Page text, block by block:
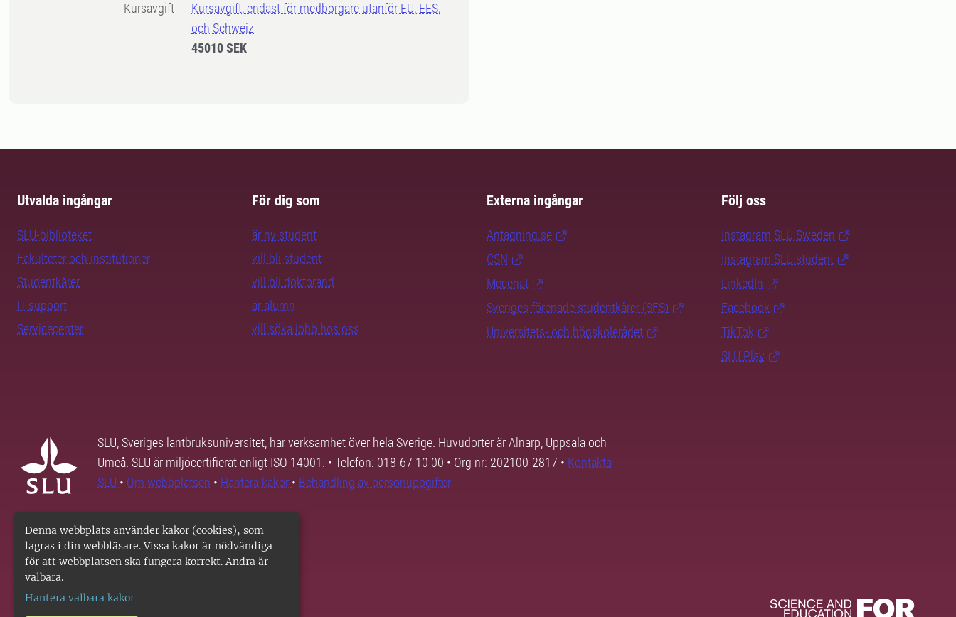
Denna webbplats använder kakor (cookies), som
lagras i din webbläsare. Vissa kakor är nödvändiga
för att webbplatsen ska fungera korrekt. Andra är
valbara.
Hantera valbara kakor
Kursavgift
Kursavgift, endast för medborgare utanför EU, EES,
och Schweiz
45010 SEK
Utvalda ingångar
SLU-biblioteket
Fakulteter och institutioner
Studentkårer
IT-support
Servicecenter
För dig som
är ny student
vill bli student
vill bli doktorand
är alumn
vill söka jobb hos oss
Externa ingångar
Antagning.se
CSN
Mecenat
Sveriges förenade studentkårer (SFS)
Universitets- och högskolerådet
Följ oss
Instagram SLU.Sweden
Instagram SLU.student
LinkedIn
Facebook
TikTok
SLU Play
SLU, Sveriges lantbruksuniversitet, har verksamhet över hela Sverige. Huvudorter är Alnarp, Uppsala och
Umeå. SLU är miljöcertifierat enligt ISO 14001. • Telefon: 018-67 10 00 • Org nr: 202100-2817 • Kontakta
SLU • Om webbplatsen • Hantera kakor • Behandling av personuppgifter